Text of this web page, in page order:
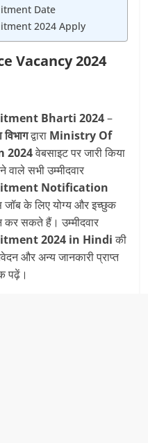
Date
2024 Apply
Vacancy 2024
Bharti 2024–
विभागद्वारा Ministry Of
2024वेबसाइट पर जारी किया
सभी उम्मीदवार
Notification
के लिए योग्य और इच्छुक
कर सकते हैं। उम्मीदवार
2024 in Hindiकी
और अन्य जानकारी प्राप्त
पढ़ें।